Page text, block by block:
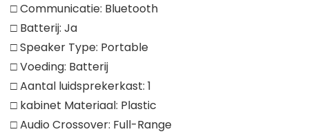
□ Communicatie: Bluetooth
□ Batterij: Ja
□ Speaker Type: Portable
□ Voeding: Batterij
□ Aantal luidsprekerkast: 1
□ kabinet Materiaal: Plastic
□ Audio Crossover: Full-Range